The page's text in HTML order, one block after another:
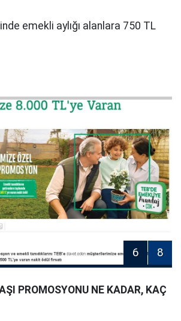
emekli aylığı alanlara 750 TL
6 8
PROMOSYONU NE KADAR, KAÇ